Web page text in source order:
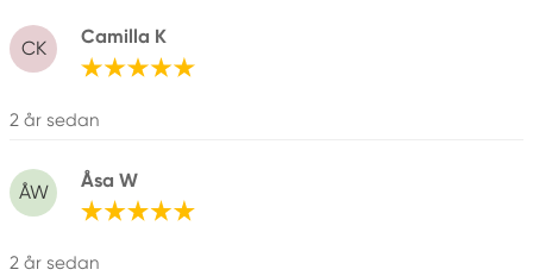
CK
Camilla K
2 år sedan
ÅW
Åsa W
2 år sedan